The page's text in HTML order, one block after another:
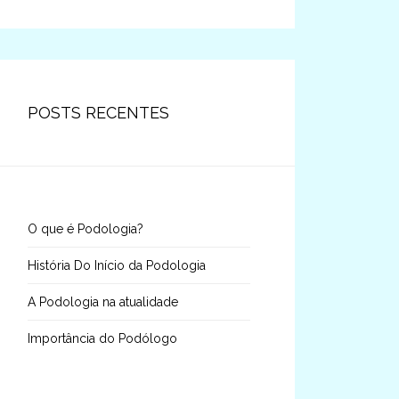
POSTS RECENTES
O que é Podologia?
História Do Início da Podologia
A Podologia na atualidade
Importância do Podólogo